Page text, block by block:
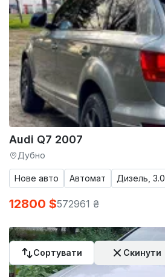
Audi Q7 2007
Дубно
Нове авто Автомат Дизель, 3.0
12800 $572961 ₴
Сортувати Скинути